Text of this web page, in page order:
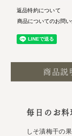
返品特約について
商品についてのお問
商品説
毎日のお料
しそ漬梅干の